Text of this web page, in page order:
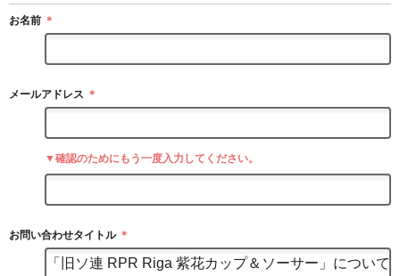
お名前 ＊
メールアドレス ＊
▼確認のためにもう一度入力してください。
お問い合わせタイトル ＊